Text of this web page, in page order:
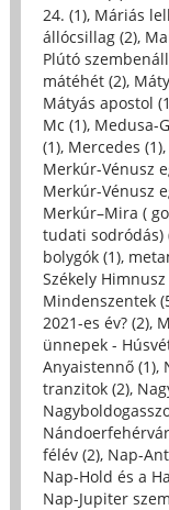
24. (1), Máriás
állócsillag (2),
Plútó
mátéhét (2),
Mátyás apostol
Mc (1), Medusa-
(1), Mercedes (1),
Merkúr-Vénusz
Merkúr-Vénusz
Merkúr–Mira (
tudati sodródás)
bolygók (1),
Székely
Mindenszentek
2021-es év? (2),
ünnepek -
Anyaistennő (1),
tranzitok (2),
félév (2), Nap-
Nap-Hold és a
Nap-Jupiter